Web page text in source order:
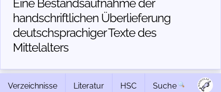
Eine Bestandsaufnahme der
handschriftlichen Über­lieferung
deutschsprachiger Texte des
Mittelalters
Verzeichnisse Literatur HSC Suche